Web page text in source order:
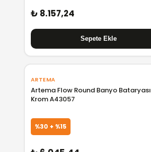
₺ 8.157,24
ARTEMA
Artema Flow Round Banyo Bataryası
Krom A43057
%30 + %15